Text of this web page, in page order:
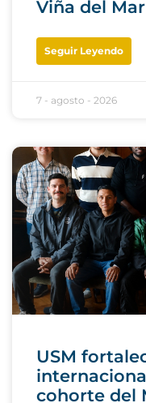
Viña del Mar
Seguir Leyendo
7 - agosto - 2026
USM
cohorte del